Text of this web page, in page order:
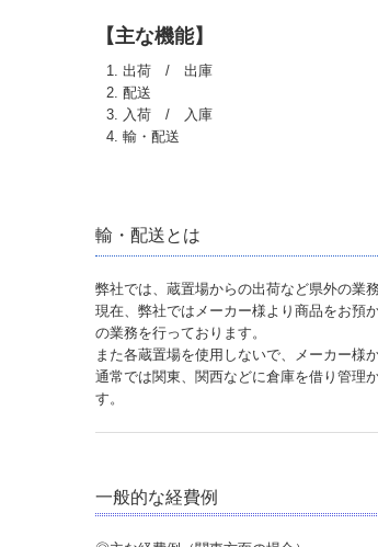
【主な機能】
出荷 / 出庫
配送
入荷 / 入庫
輸・配送
輸・配送とは
弊社では、蔵置場からの出荷など県外の業
現在、弊社ではメーカー様より商品をお預
の業務を行っております。
また各蔵置場を使用しないで、メーカー様
通常では関東、関西などに倉庫を借り管理
す。
一般的な経費例